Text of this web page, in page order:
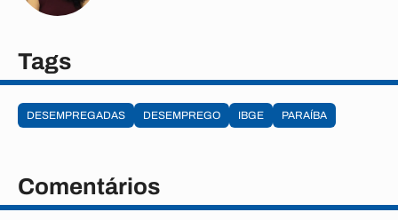
Tags
DESEMPREGADAS DESEMPREGO IBGE PARAÍBA
Comentários